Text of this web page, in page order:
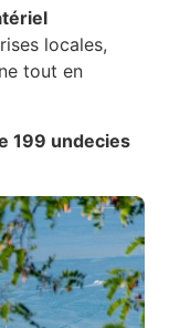
locales,
tout en
199 undecies